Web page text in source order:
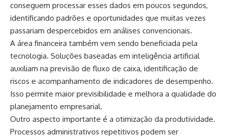
conseguem processar esses dados em poucos segundos,
identificando padrões e oportunidades que muitas vezes
passariam despercebidos em análises convencionais.
A área financeira também vem sendo beneficiada pela
tecnologia. Soluções baseadas em inteligência artificial
auxiliam na previsão de fluxo de caixa, identificação de
riscos e acompanhamento de indicadores de desempenho.
Isso permite maior previsibilidade e melhora a qualidade do
planejamento empresarial.
Outro aspecto importante é a otimização da produtividade.
Processos administrativos repetitivos podem ser